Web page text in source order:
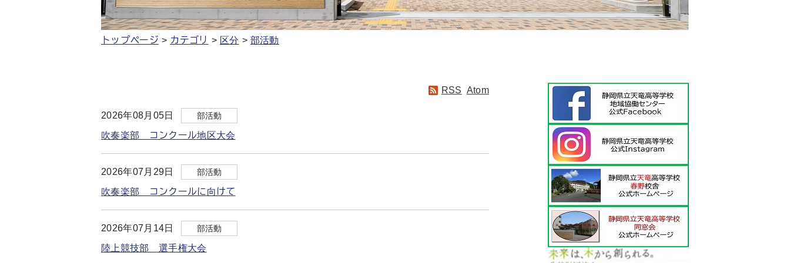
トップページ カテゴリ 区分 部活動
RSS Atom
2026年08月05日 部活動
吹奏楽部 コンクール地区大会
2026年07月29日 部活動
吹奏楽部 コンクールに向けて
2026年07月14日 部活動
陸上競技部 選手権大会